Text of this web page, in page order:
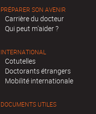
PRÉPARER SON AVENIR
Carrière du docteur
Qui peut m'aider ?
INTERNATIONAL
Cotutelles
Doctorants étrangers
Mobilité internationale
DOCUMENTS UTILES